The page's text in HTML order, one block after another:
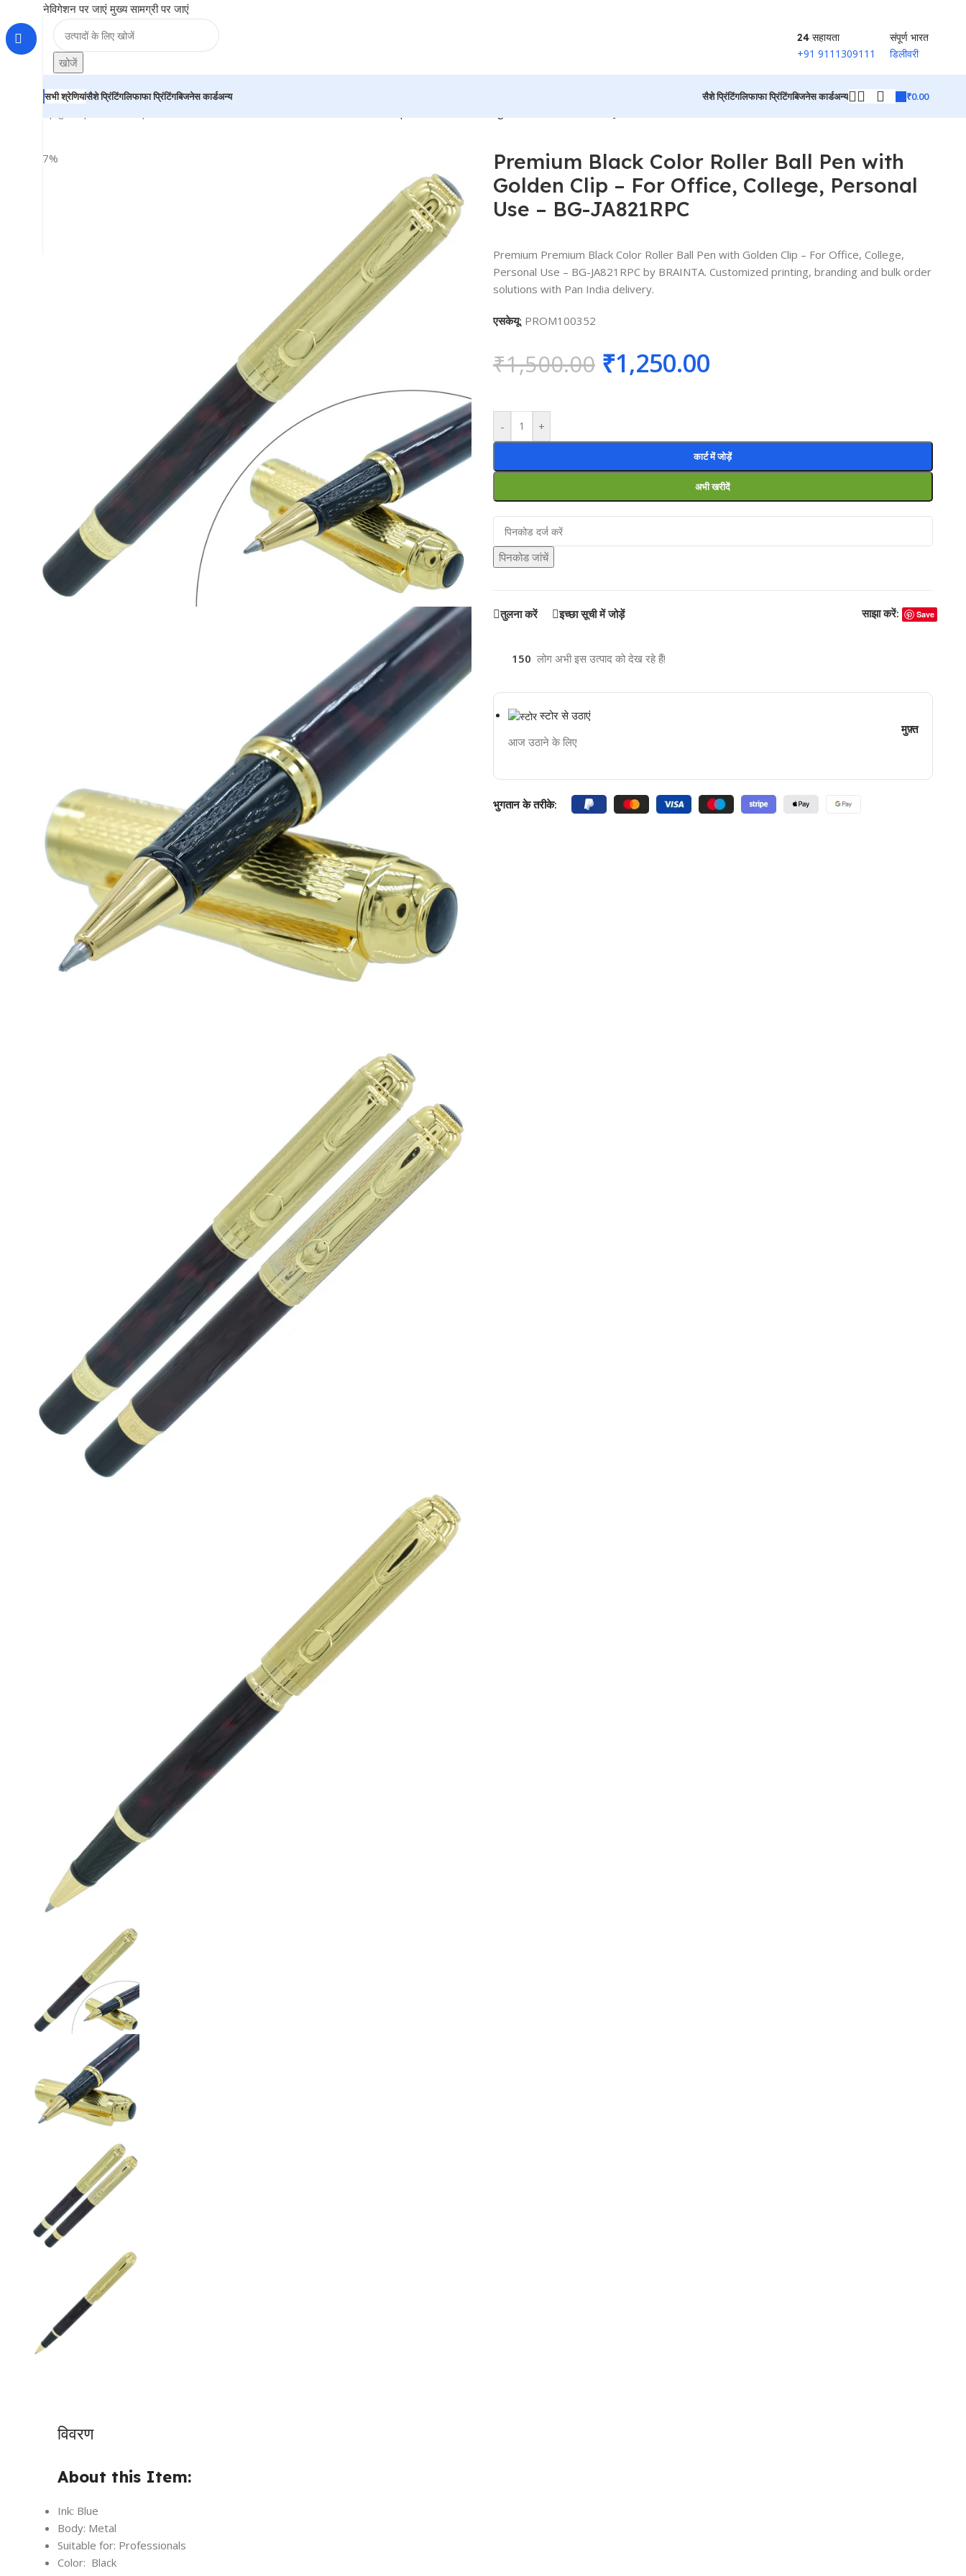
नेविगेशन पर जाएं मुख्य सामग्री पर जाएं
खोजें
24 सहायता
+91 9111309111
संपूर्ण भारत
डिलीवरी
सभी श्रेणियांसैशे प्रिंटिंगलिफाफा प्रिंटिंगबिजनेस कार्डअन्य सैशे प्रिंटिंगलिफाफा प्रिंटिंगबिजनेस कार्डअन्य ₹0.00
-17%
Premium Black Color Roller Ball Pen with
Golden Clip – For Office, College, Personal
Use – BG-JA821RPC
Premium Premium Black Color Roller Ball Pen with Golden Clip – For Office, College,
Personal Use – BG-JA821RPC by BRAINTA. Customized printing, branding and bulk order
solutions with Pan India delivery.
एसकेयू: PROM100352
₹1,500.00 ₹1,250.00
- +
कार्ट में जोड़ें
अभी खरीदें
पिनकोड जांचें
तुलना करें इच्छा सूची में जोड़ें साझा करें: Save
150 लोग अभी इस उत्पाद को देख रहे हैं!
स्टोर से उठाएं
आज उठाने के लिए
मुफ़्त
भुगतान के तरीके:
विवरण
About this Item:
Ink: Blue
Body: Metal
Suitable for: Professionals
Color: Black